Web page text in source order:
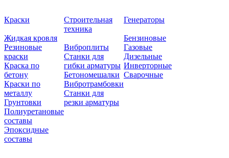
Краски
Жидкая кровля
Резиновые
краски
Краска по
бетону
Краски по
металлу
Грунтовки
Полиуретановые
составы
Эпоксидные
составы
Строительная
техника
Виброплиты
Станки для
гибки арматуры
Бетономешалки
Вибротрамбовки
Станки для
резки арматуры
Генераторы
Бензиновые
Газовые
Дизельные
Инверторные
Сварочные